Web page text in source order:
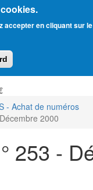
accepter en cliquant sur
Judéo-
- Achat de numéros
2000
253 -